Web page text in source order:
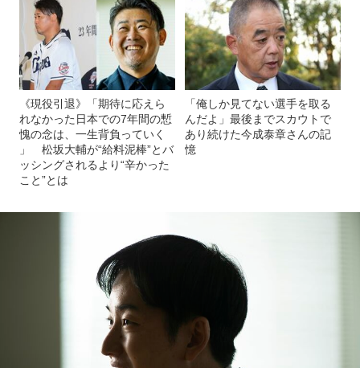
《現役引退》「期待に応えら
れなかった日本での7年間の慙
愧の念は、一生背負っていく
」 松坂大輔が“給料泥棒”とバ
ッシングされるより“辛かった
こと”とは
「俺しか見てない選手を取る
んだよ」最後までスカウトで
あり続けた今成泰章さんの記
憶